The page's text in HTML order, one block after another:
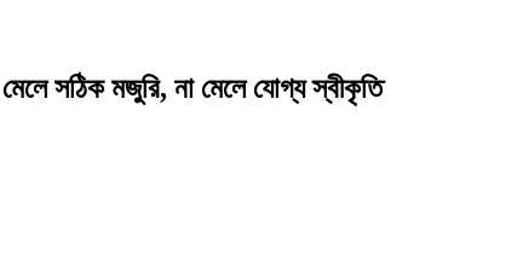
সঠিক মজুরি, না মেলে যোগ্য স্বীকৃতি